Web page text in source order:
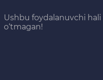
Ushbu foydalanuvchi
o‘tmagan!